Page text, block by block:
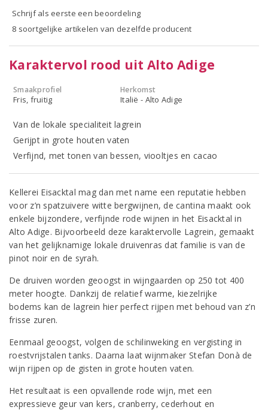
Schrijf als eerste een beoordeling
8 soortgelijke artikelen van dezelfde producent
Karaktervol rood uit Alto Adige
Smaakprofiel
Fris, fruitig
Herkomst
Italië - Alto Adige
Van de lokale specialiteit lagrein
Gerijpt in grote houten vaten
Verfijnd, met tonen van bessen, viooltjes en cacao
Kellerei Eisacktal mag dan met name een reputatie hebben
voor z’n spatzuivere witte bergwijnen, de cantina maakt ook
enkele bijzondere, verfijnde rode wijnen in het Eisacktal in
Alto Adige. Bijvoorbeeld deze karaktervolle Lagrein, gemaakt
van het gelijknamige lokale druivenras dat familie is van de
pinot noir en de syrah.
De druiven worden geoogst in wijngaarden op 250 tot 400
meter hoogte. Dankzij de relatief warme, kiezelrijke
bodems kan de lagrein hier perfect rijpen met behoud van z’n
frisse zuren.
Eenmaal geoogst, volgen de schilinweking en vergisting in
roestvrijstalen tanks. Daarna laat wijnmaker Stefan Donà de
wijn rijpen op de gisten in grote houten vaten.
Het resultaat is een opvallende rode wijn, met een
expressieve geur van kers, cranberry, cederhout en